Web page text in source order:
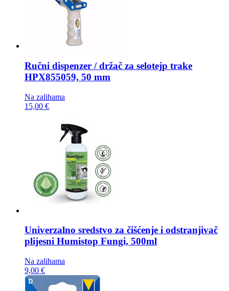
Ručni dispenzer / držač za selotejp trake
HPX855059, 50 mm
Na zalihama
15,00 €
Univerzalno sredstvo za čišćenje i odstranjivač
plijesni Humistop Fungi, 500ml
Na zalihama
9,00 €